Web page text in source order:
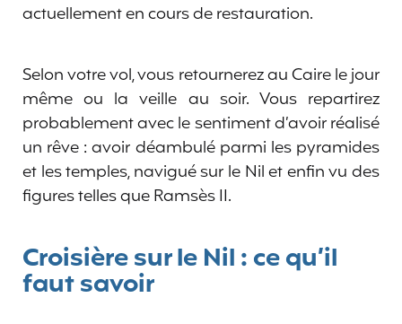
actuellement en cours de restauration.
Selon votre vol, vous retournerez au Caire le jour
même ou la veille au soir. Vous repartirez
probablement avec le sentiment d’avoir réalisé
un rêve : avoir déambulé parmi les pyramides
et les temples, navigué sur le Nil et enfin vu des
figures telles que Ramsès II.
Croisière sur le Nil : ce qu’il
faut savoir